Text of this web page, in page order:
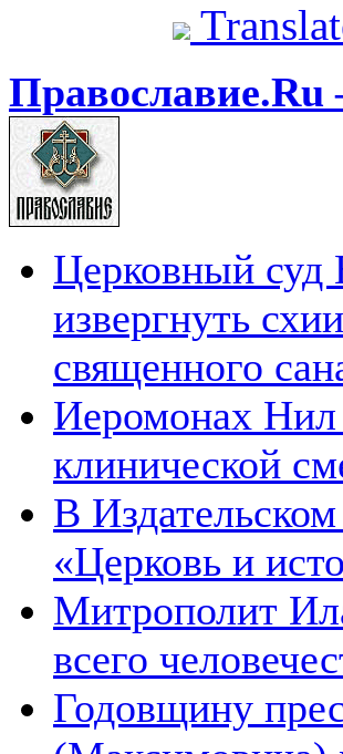
Церковный суд
извергнуть
священного
Иеромонах Нил
клинической
В
«Церковь и
Митрополит
всего
Годовщину